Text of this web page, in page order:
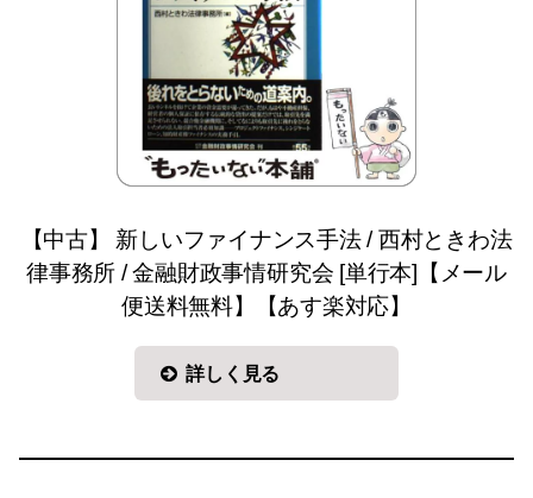
【中古】 新しいファイナンス手法 / 西村ときわ法
律事務所 / 金融財政事情研究会 [単行本]【メール
便送料無料】【あす楽対応】
詳しく見る